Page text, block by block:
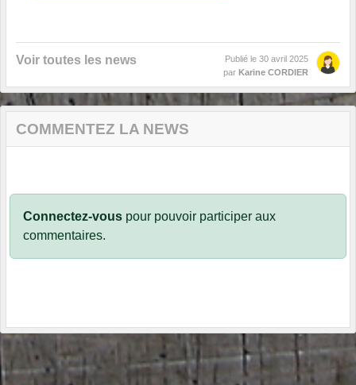
Voir toutes les news Publié le 30 avril 2025
par Karine CORDIER
COMMENTEZ LA NEWS
Connectez-vous pour pouvoir participer aux
commentaires.